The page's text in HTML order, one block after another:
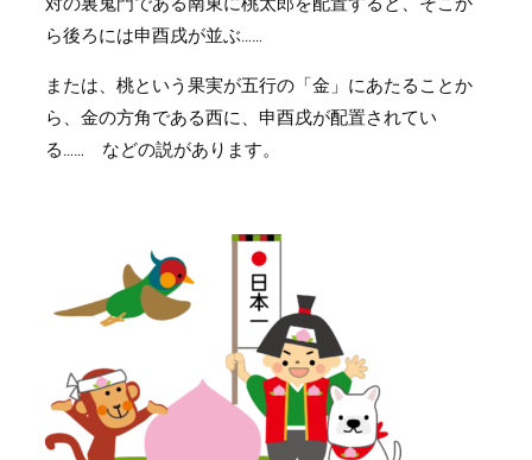
ら後ろには申酉戌が並ぶ……
または、桃という果実が五行の「金」にあたることか
ら、金の方角である西に、申酉戌が配置されてい
る…… などの説があります。